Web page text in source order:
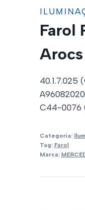
Farol
40.1.7.025
C44-0076
Categoria:
Tag: Farol
Marca: